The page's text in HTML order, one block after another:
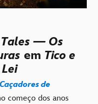
— Os
em Tico e
de
começo dos anos